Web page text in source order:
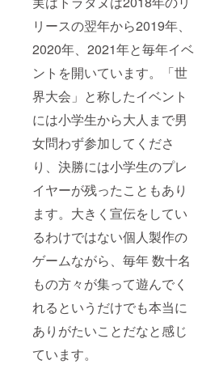
リースの翌年から2019年、
2020年、2021年と毎年イベ
ントを開いています。「世
界大会」と称したイベント
には小学生から大人まで男
女問わず参加してくださ
り、決勝には小学生のプレ
イヤーが残ったこともあり
ます。大きく宣伝をしてい
るわけではない個人製作の
ゲームながら、毎年 数十名
もの方々が集って遊んでく
れるというだけでも本当に
ありがたいことだなと感じ
ています。